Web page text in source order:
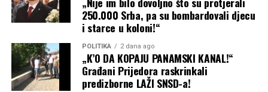
250.000 Srba, pa su bombardovali djecu
i starce u koloni!“
POLITIKA 2 dana ago
„K’O DA KOPAJU PANAMSKI KANAL!“
Građani Prijedora raskrinkali
predizborne LAŽI SNSD-a!